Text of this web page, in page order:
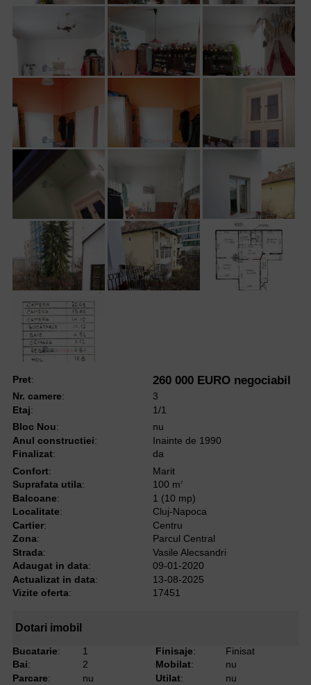
Pret: 260 000 EURO negociabil
Nr. camere:
3
Etaj:
1/1
Bloc Nou:
nu
Anul constructiei:
Inainte de 1990
Finalizat:
da
Confort:
Marit
Suprafata utila: 100 m2
Balcoane:
1 (10 mp)
Localitate:
Cluj-Napoca
Cartier:
Centru
Zona:
Parcul Central
Strada:
Vasile Alecsandri
Adaugat in data:
09-01-2020
Actualizat in data:
13-08-2025
Vizite oferta: 17451
Dotari imobil
Bucatarie:
1
Bai:
2
Parcare:
nu
Finisaje:
Finisat
Mobilat:
nu
Utilat: nu